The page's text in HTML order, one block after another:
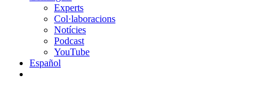
Experts
Col·laboracions
Notícies
Podcast
YouTube
Español